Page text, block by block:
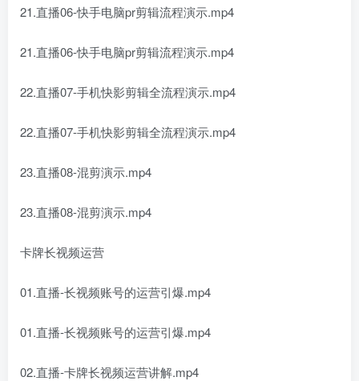
21.直播06-快手电脑pr剪辑流程演示.mp4
21.直播06-快手电脑pr剪辑流程演示.mp4
22.直播07-手机快影剪辑全流程演示.mp4
22.直播07-手机快影剪辑全流程演示.mp4
23.直播08-混剪演示.mp4
23.直播08-混剪演示.mp4
卡牌长视频运营
01.直播-长视频账号的运营引爆.mp4
01.直播-长视频账号的运营引爆.mp4
02.直播-卡牌长视频运营讲解.mp4